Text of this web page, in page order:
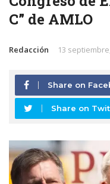
C” de AMLO
Redacción 13
Share on
Share on